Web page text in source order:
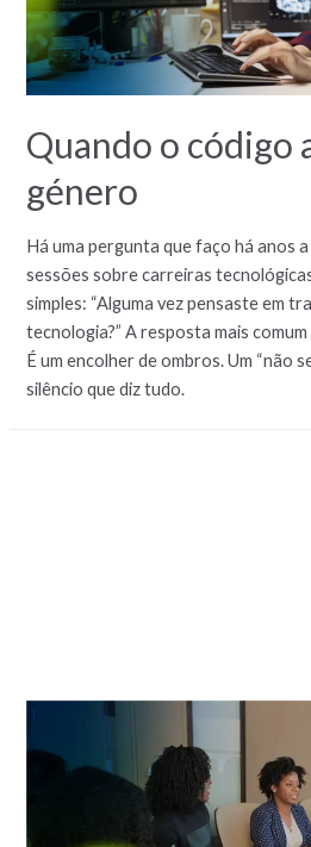
Quando o código
género
Há uma pergunta que faço há anos
sessões sobre carreiras
simples: “Alguma vez pensaste em
tecnologia?” A resposta mais
É um encolher de ombros. Um “não
silêncio que diz tudo.